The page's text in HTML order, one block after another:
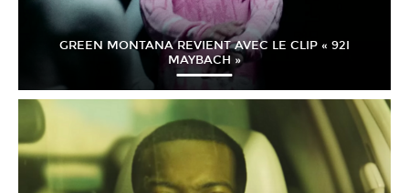
GREEN MONTANA REVIENT AVEC LE CLIP « 92I
MAYBACH »